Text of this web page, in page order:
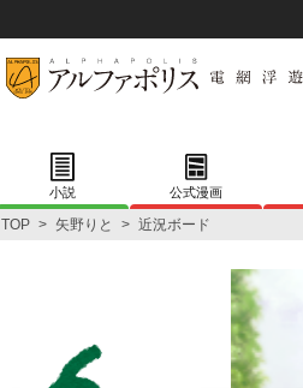
小説 公式漫画
TOP > 矢野りと > 近況ボード